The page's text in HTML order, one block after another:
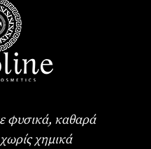
φυσικά, καθαρά
χημικά